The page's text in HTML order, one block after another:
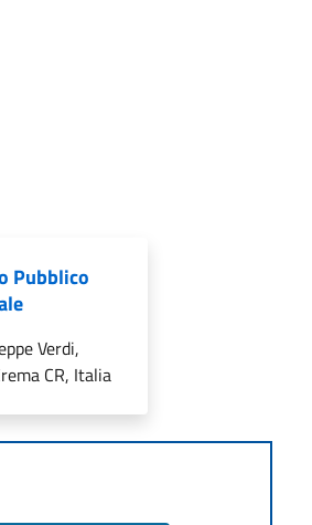
Pubblico
Verdi,
CR, Italia